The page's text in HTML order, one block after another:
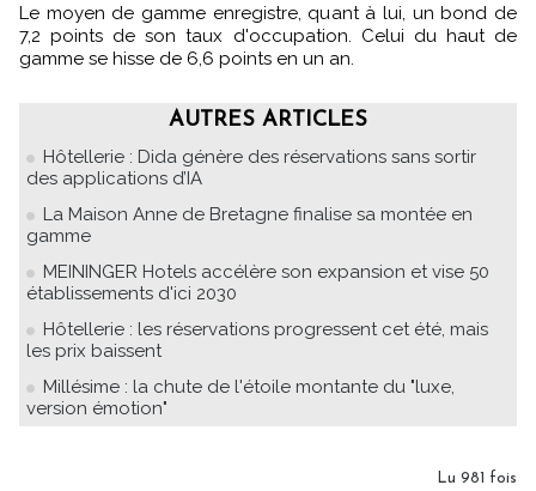
Le moyen de gamme enregistre, quant à lui, un bond de
7,2 points de son taux d'occupation. Celui du haut de
gamme se hisse de 6,6 points en un an.
AUTRES ARTICLES
Hôtellerie : Dida génère des réservations sans sortir
des applications d’IA
La Maison Anne de Bretagne finalise sa montée en
gamme
MEININGER Hotels accélère son expansion et vise 50
établissements d'ici 2030
Hôtellerie : les réservations progressent cet été, mais
les prix baissent
Millésime : la chute de l'étoile montante du "luxe,
version émotion"
Lu 981 fois